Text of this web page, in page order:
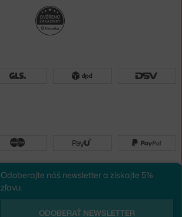
Odoberajte náš newsletter a získajte 5%
zľavu.
ODOBERAŤ NEWSLETTER
e-shop na mieruod